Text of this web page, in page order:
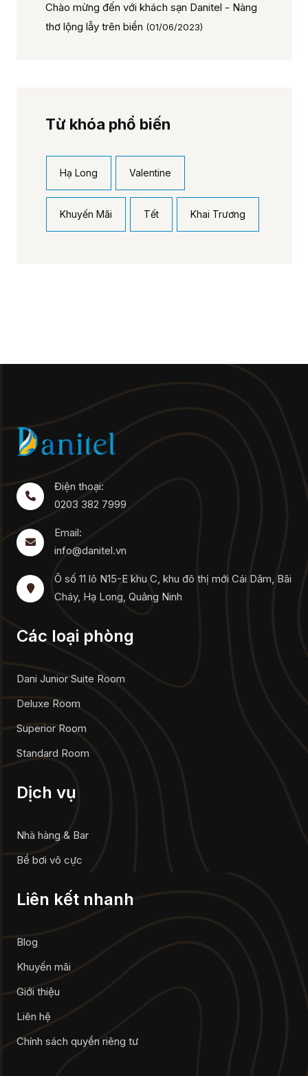
Chào mừng đến với khách sạn Danitel - Nàng
thơ lộng lẫy trên biển (01/06/2023)
Từ khóa phổ biến
Hạ Long Valentine
Khuyến Mãi Tết Khai Trương
Điện thoại:
0203 382 7999
Email:
info@danitel.vn
Ô số 11 lô N15-E khu C, khu đô thị mới Cái Dăm, Bãi
Cháy, Hạ Long, Quảng Ninh
Các loại phòng
Dani Junior Suite Room
Deluxe Room
Superior Room
Standard Room
Dịch vụ
Nhà hàng & Bar
Bể bơi vô cực
Liên kết nhanh
Blog
Khuyến mãi
Giới thiệu
Liên hệ
Chính sách quyền riêng tư